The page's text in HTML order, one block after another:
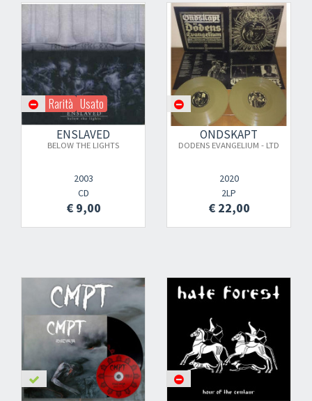
Rarità Usato
ENSLAVED
BELOW THE LIGHTS
2003
CD
€ 9,00
ONDSKAPT
DODENS EVANGELIUM - LTD
2020
2LP
€ 22,00